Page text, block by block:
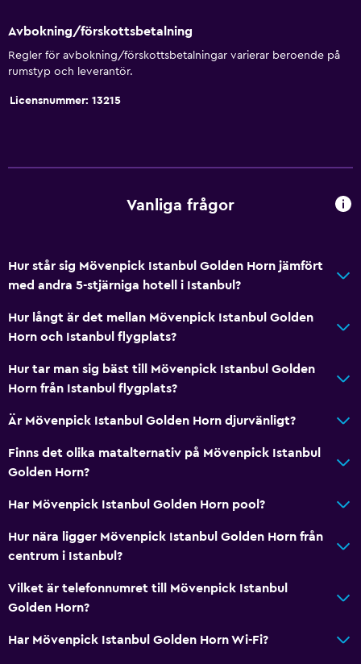
Avbokning/förskottsbetalning
Regler för avbokning/förskottsbetalningar varierar beroende på
rumstyp och leverantör.
Licensnummer: 13215
Vanliga frågor
Hur står sig Mövenpick Istanbul Golden Horn jämfört
med andra 5-stjärniga hotell i Istanbul?
Hur långt är det mellan Mövenpick Istanbul Golden
Horn och Istanbul flygplats?
Hur tar man sig bäst till Mövenpick Istanbul Golden
Horn från Istanbul flygplats?
Är Mövenpick Istanbul Golden Horn djurvänligt?
Finns det olika matalternativ på Mövenpick Istanbul
Golden Horn?
Har Mövenpick Istanbul Golden Horn pool?
Hur nära ligger Mövenpick Istanbul Golden Horn från
centrum i Istanbul?
Vilket är telefonnumret till Mövenpick Istanbul
Golden Horn?
Har Mövenpick Istanbul Golden Horn Wi-Fi?